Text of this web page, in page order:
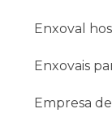
incluir
facilita a
Enxoval
Enxovais
Empresa